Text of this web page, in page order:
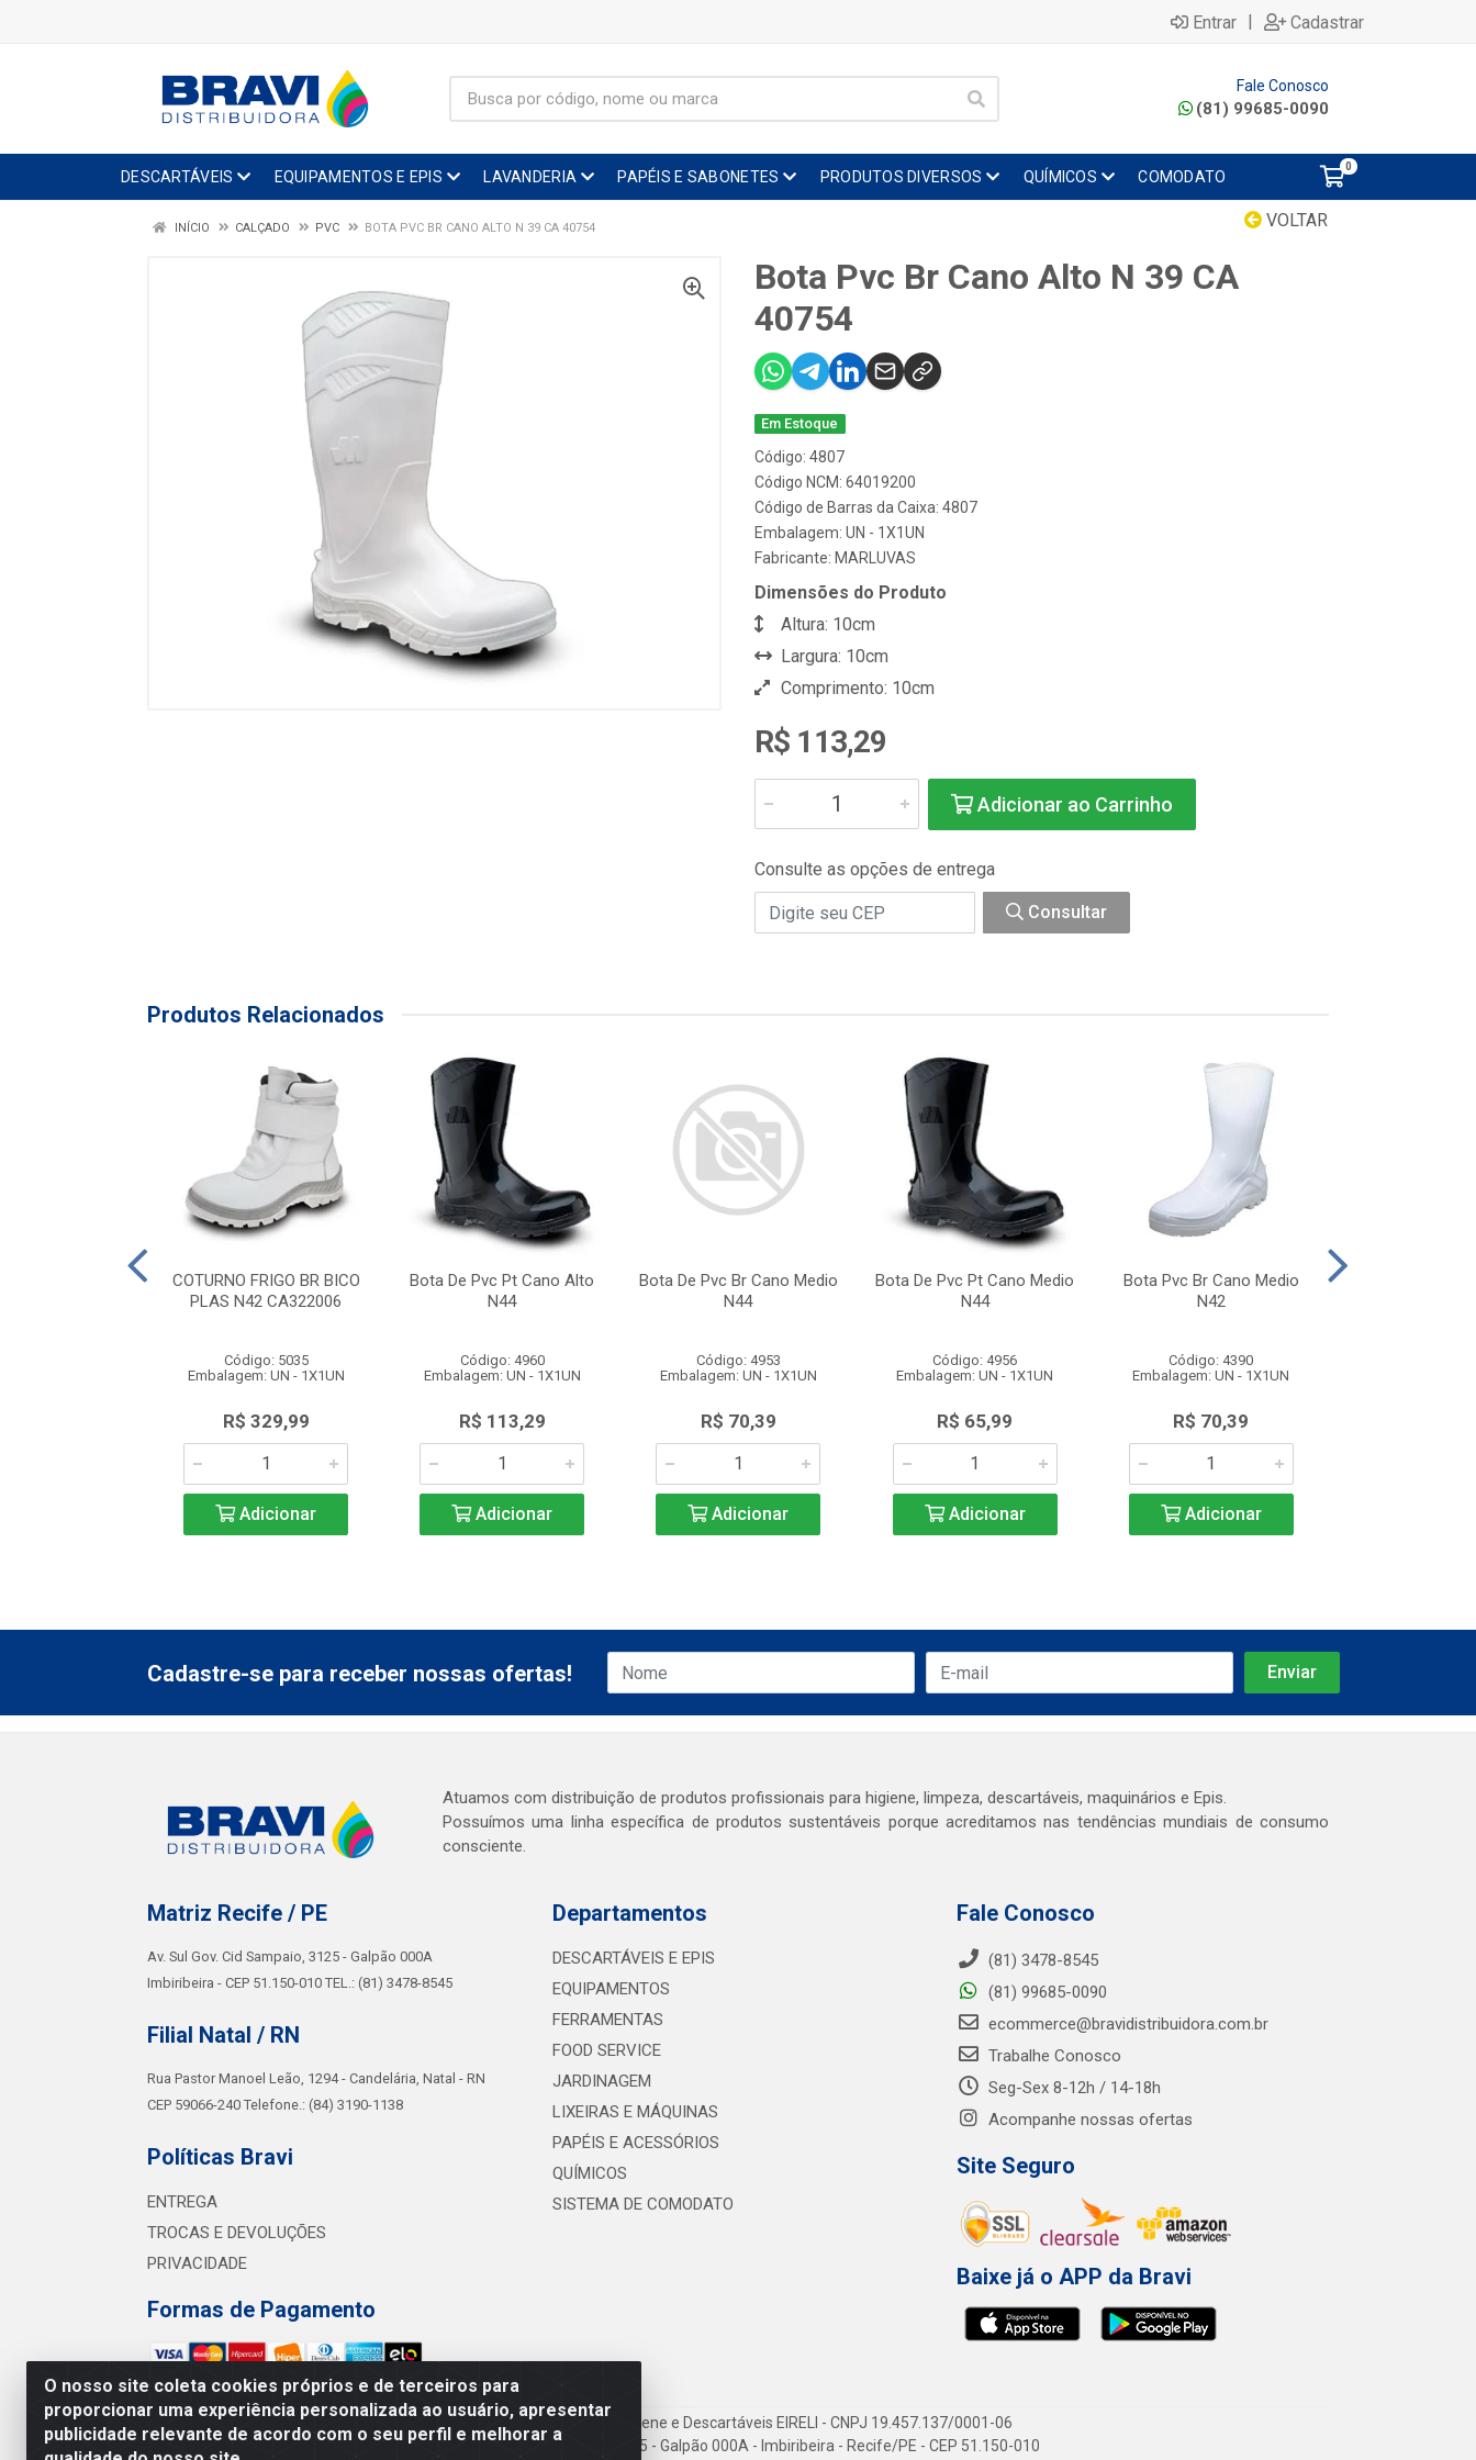
Entrar | Cadastrar
Fale Conosco
(81) 99685-0090
DESCARTÁVEIS EQUIPAMENTOS E EPIS LAVANDERIA PAPÉIS E SABONETES PRODUTOS DIVERSOS QUÍMICOS COMODATO
0
VOLTAR
INÍCIO CALÇADO PVC BOTA PVC BR CANO ALTO N 39 CA 40754
Bota Pvc Br Cano Alto N 39 CA
40754
Em Estoque
Código: 4807
Código NCM: 64019200
Código de Barras da Caixa: 4807
Embalagem: UN - 1X1UN
Fabricante: MARLUVAS
Dimensões do Produto
Altura: 10cm
Largura: 10cm
Comprimento: 10cm
R$ 113,29
Adicionar ao Carrinho
Consulte as opções de entrega
Consultar
Produtos Relacionados
COTURNO FRIGO BR BICO
PLAS N42 CA322006
Código: 5035
Embalagem: UN - 1X1UN
R$ 329,99
Adicionar
Bota De Pvc Pt Cano Alto
N44
Código: 4960
Embalagem: UN - 1X1UN
R$ 113,29
Adicionar
Bota De Pvc Br Cano Medio
N44
Código: 4953
Embalagem: UN - 1X1UN
R$ 70,39
Adicionar
Bota De Pvc Pt Cano Medio
N44
Código: 4956
Embalagem: UN - 1X1UN
R$ 65,99
Adicionar
Bota Pvc Br Cano Medio
N42
Código: 4390
Embalagem: UN - 1X1UN
R$ 70,39
Adicionar
O nosso site coleta cookies próprios e de terceiros para
proporcionar uma experiência personalizada ao usuário, apresentar
publicidade relevante de acordo com o seu perfil e melhorar a
Cadastre-se para receber nossas ofertas!
Atuamos com distribuição de produtos profissionais para higiene, limpeza, descartáveis, maquinários e Epis.
Possuímos uma linha específica de produtos sustentáveis porque acreditamos nas tendências mundiais de consumo
consciente.
Matriz Recife / PE
Av. Sul Gov. Cid Sampaio, 3125 - Galpão 000A
Imbiribeira - CEP 51.150-010 TEL.: (81) 3478-8545
Filial Natal / RN
Rua Pastor Manoel Leão, 1294 - Candelária, Natal - RN
CEP 59066-240 Telefone.: (84) 3190-1138
Políticas Bravi
ENTREGA
TROCAS E DEVOLUÇÕES
PRIVACIDADE
Formas de Pagamento
Departamentos
DESCARTÁVEIS E EPIS
EQUIPAMENTOS
FERRAMENTAS
FOOD SERVICE
JARDINAGEM
LIXEIRAS E MÁQUINAS
PAPÉIS E ACESSÓRIOS
QUÍMICOS
SISTEMA DE COMODATO
Fale Conosco
(81) 3478-8545
(81) 99685-0090
ecommerce@bravidistribuidora.com.br
Trabalhe Conosco
Seg-Sex 8-12h / 14-18h
Acompanhe nossas ofertas
Site Seguro
Baixe já o APP da Bravi
Bravi Consumíveis de Higiene e Descartáveis EIRELI - CNPJ 19.457.137/0001-06
Av. Sul Gov. Cid Sampaio, 3125 - Galpão 000A - Imbiribeira - Recife/PE - CEP 51.150-010